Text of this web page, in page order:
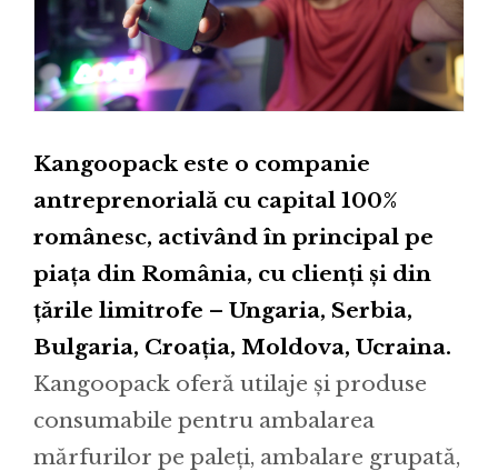
Kangoopack este o companie
antreprenorială cu capital 100%
românesc, activând în principal pe
piața din România, cu clienți și din
țările limitrofe – Ungaria, Serbia,
Bulgaria, Croația, Moldova, Ucraina.
Kangoopack oferă utilaje și produse
consumabile pentru ambalarea
mărfurilor pe paleți, ambalare grupată,